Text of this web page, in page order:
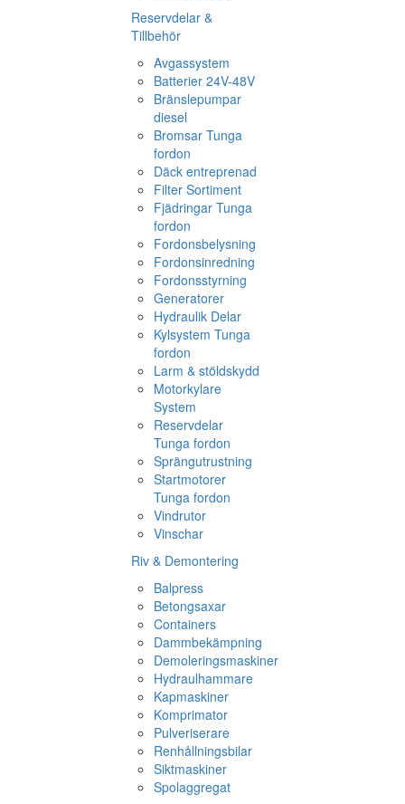
Reservdelar &
Tillbehör
Avgassystem
Batterier 24V-48V
Bränslepumpar
diesel
Bromsar Tunga
fordon
Däck entreprenad
Filter Sortiment
Fjädringar Tunga
fordon
Fordonsbelysning
Fordonsinredning
Fordonsstyrning
Generatorer
Hydraulik Delar
Kylsystem Tunga
fordon
Larm & stöldskydd
Motorkylare
System
Reservdelar
Tunga fordon
Sprängutrustning
Startmotorer
Tunga fordon
Vindrutor
Vinschar
Riv & Demontering
Balpress
Betongsaxar
Containers
Dammbekämpning
Demoleringsmaskiner
Hydraulhammare
Kapmaskiner
Komprimator
Pulveriserare
Renhållningsbilar
Siktmaskiner
Spolaggregat